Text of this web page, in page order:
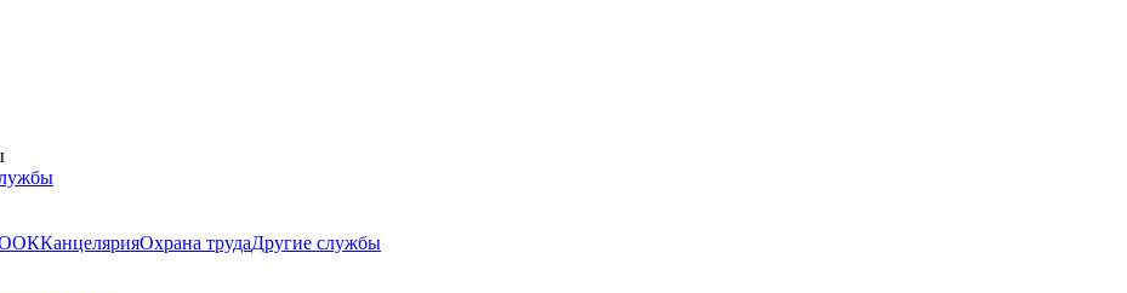
ОККанцелярияОхрана трудаДругие службы